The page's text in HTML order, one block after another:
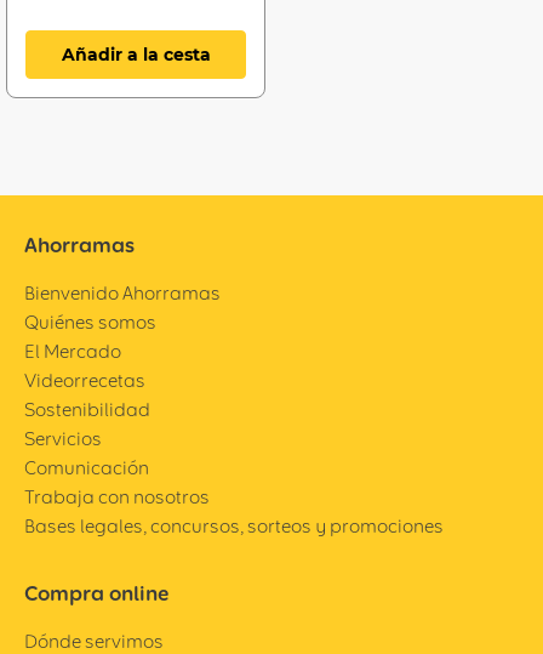
Añadir a la cesta
Ahorramas
Bienvenido Ahorramas
Quiénes somos
El Mercado
Videorrecetas
Sostenibilidad
Servicios
Comunicación
Trabaja con nosotros
Bases legales, concursos, sorteos y promociones
Compra online
Dónde servimos